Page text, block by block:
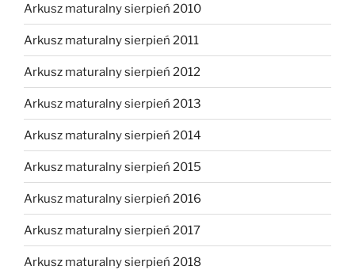
Arkusz maturalny sierpień 2010
Arkusz maturalny sierpień 2011
Arkusz maturalny sierpień 2012
Arkusz maturalny sierpień 2013
Arkusz maturalny sierpień 2014
Arkusz maturalny sierpień 2015
Arkusz maturalny sierpień 2016
Arkusz maturalny sierpień 2017
Arkusz maturalny sierpień 2018